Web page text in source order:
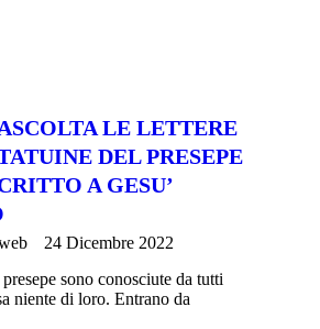
LE LETTERE
DEL PRESEPE
A GESU’
24 Dicembre 2022
sono conosciute da tutti
niente di loro. Entrano da